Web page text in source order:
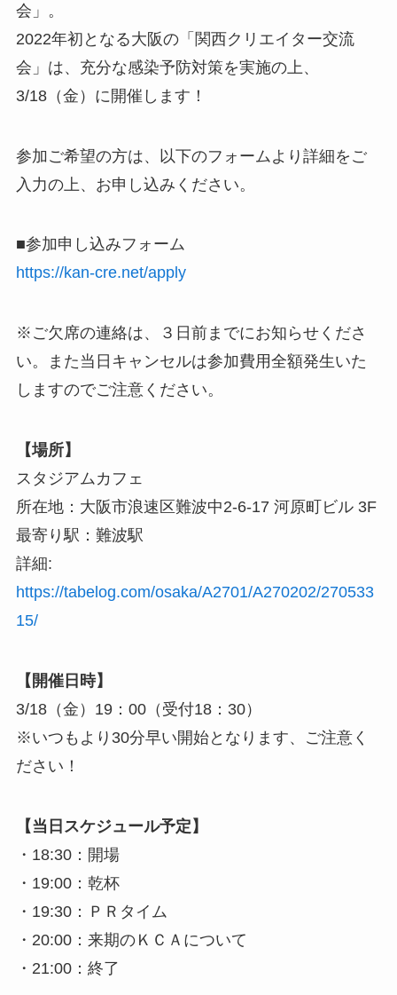
会」。
2022年初となる大阪の「関西クリエイター交流
会」は、充分な感染予防対策を実施の上、
3/18（金）に開催します！
参加ご希望の方は、以下のフォームより詳細をご
入力の上、お申し込みください。
■参加申し込みフォーム
https://kan-cre.net/apply
※ご欠席の連絡は、３日前までにお知らせくださ
い。また当日キャンセルは参加費用全額発生いた
しますのでご注意ください。
【場所】
スタジアムカフェ
所在地：大阪市浪速区難波中2-6-17 河原町ビル 3F
最寄り駅：難波駅
詳細:
https://tabelog.com/osaka/A2701/A270202/270533
15/
【開催日時】
3/18（金）19：00（受付18：30）
※いつもより30分早い開始となります、ご注意く
ださい！
【当日スケジュール予定】
・18:30：開場
・19:00：乾杯
・19:30：ＰＲタイム
・20:00：来期のＫＣＡについて
・21:00：終了